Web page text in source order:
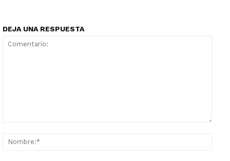
DEJA UNA RESPUESTA